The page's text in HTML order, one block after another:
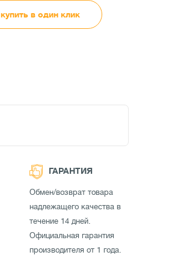
купить в один клик
ГАРАНТИЯ
Обмен/возврат товара
надлежащего качества в
течение 14 дней.
Официальная гарантия
производителя от 1 года.